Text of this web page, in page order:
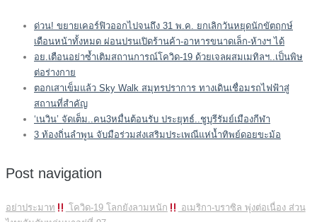
ด่วน! ขยายเคอร์ฟิวออกไปจนถึง 31 พ.ค. ยกเลิกวันหยุดนักขัตฤกษ์
เดือนหน้าทั้งหมด ผ่อนปรนเปิดร้านค้า-อาหารขนาดเล็ก-ห้างฯ ได้
อย.เตือนอย่าซ้ำเติมสถานการณ์โควิด-19 ด้วยเจลผสมเมทิลฯ..เป็นพิษ
ต่อร่างกาย
ตอกเสาเข็มแล้ว Sky Walk สมุทรปราการ ทางเดินเชื่อมรถไฟฟ้าสู่
สถานที่สำคัญ
‘เนวิน’ จัดเต็ม..คน3หมื่นต้อนรับ ประยุทธ์..ชูบุรีรัมย์เมืองกีฬา
3 ท้องถิ่นลำพูน จับมือร่วมส่งเสริมประเพณีแห่น้ำทิพย์ดอยขะม้อ
Post navigation
อย่าประมาท โควิด-19 โลกยังลามหนัก
อเมริกา-บราซิล พุ่งต่อเนื่อง ส่วน